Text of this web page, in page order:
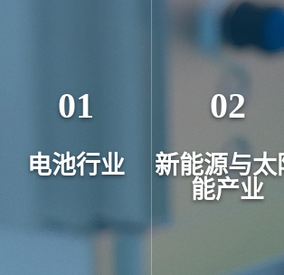
01
电池行业
02
新能源与太
能产业